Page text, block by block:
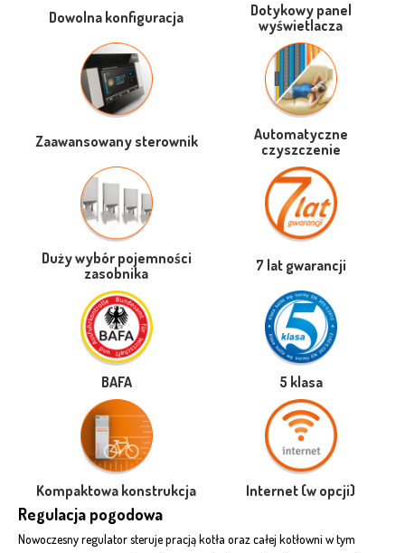
Dowolna konfiguracja
Dotykowy panel
wyświetlacza
Zaawansowany sterownik
Automatyczne
czyszczenie
Duży wybór pojemności
zasobnika
7 lat gwarancji
BAFA 5 klasa
Kompaktowa konstrukcja Internet (w opcji)
Regulacja pogodowa
Nowoczesny regulator steruje pracją kotła oraz całej kotłowni w tym